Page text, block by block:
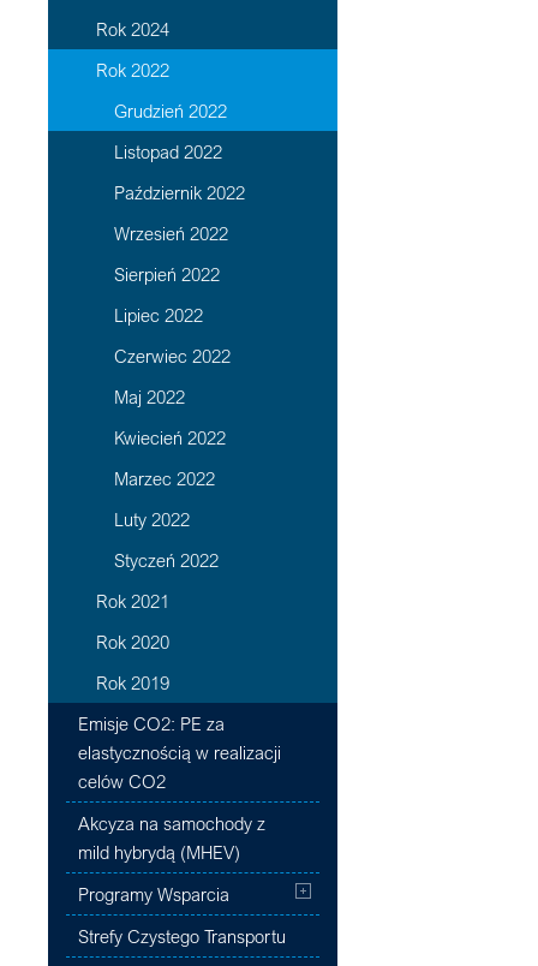
Rok 2024
Rok 2022
Grudzień 2022
Listopad 2022
Październik 2022
Wrzesień 2022
Sierpień 2022
Lipiec 2022
Czerwiec 2022
Maj 2022
Kwiecień 2022
Marzec 2022
Luty 2022
Styczeń 2022
Rok 2021
Rok 2020
Rok 2019
Emisje CO2: PE za
elastycznością w realizacji
celów CO2
Akcyza na samochody z
mild hybrydą (MHEV)
Programy Wsparcia
Strefy Czystego Transportu